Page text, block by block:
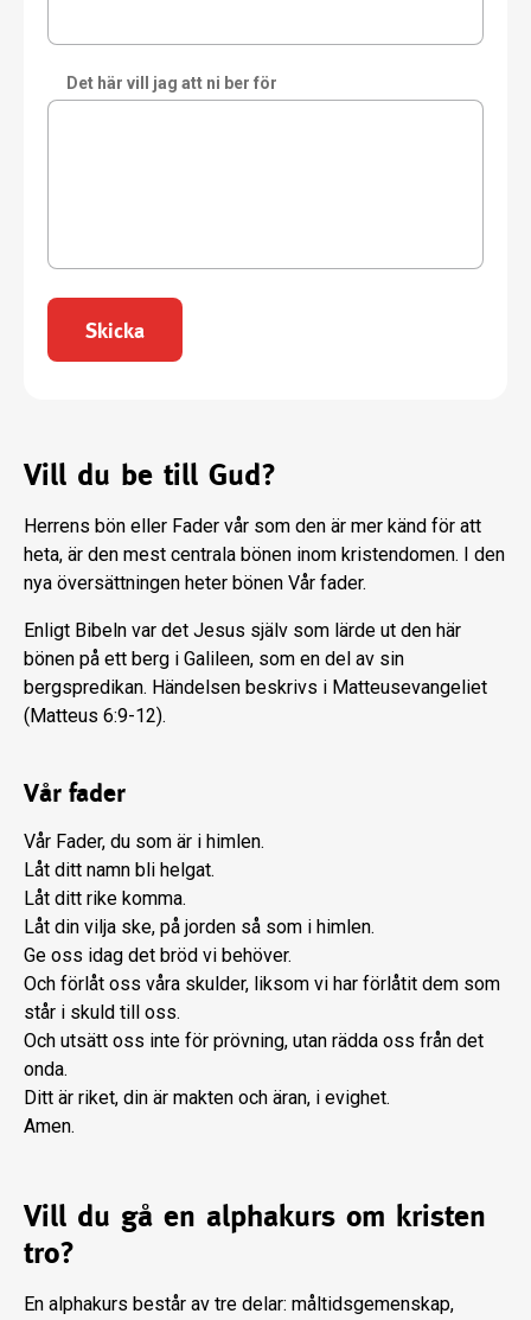
Det här vill jag att ni ber för
Skicka
Vill du be till Gud?
Herrens bön eller Fader vår som den är mer känd för att
heta, är den mest centrala bönen inom kristendomen. I den
nya översättningen heter bönen Vår fader.
Enligt Bibeln var det Jesus själv som lärde ut den här
bönen på ett berg i Galileen, som en del av sin
bergspredikan. Händelsen beskrivs i Matteusevangeliet
(Matteus 6:9-12).
Vår fader
Vår Fader, du som är i himlen.
Låt ditt namn bli helgat.
Låt ditt rike komma.
Låt din vilja ske, på jorden så som i himlen.
Ge oss idag det bröd vi behöver.
Och förlåt oss våra skulder, liksom vi har förlåtit dem som
står i skuld till oss.
Och utsätt oss inte för prövning, utan rädda oss från det
onda.
Ditt är riket, din är makten och äran, i evighet.
Amen.
Vill du gå en alphakurs om kristen
tro?
En alphakurs består av tre delar: måltidsgemenskap,